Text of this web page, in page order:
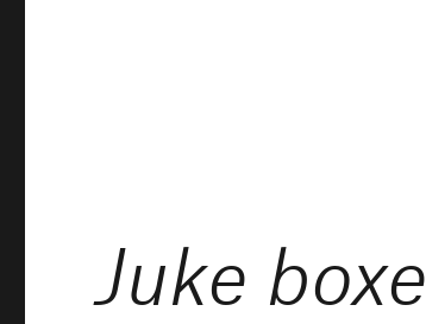
Juke boxe